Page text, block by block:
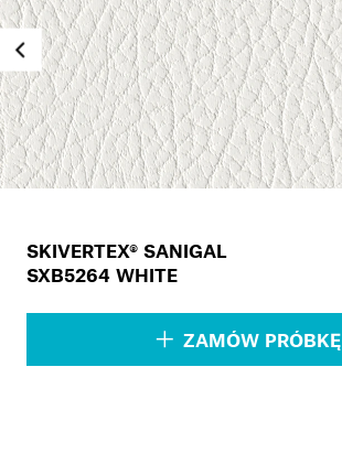
SKIVERTEX® SANIGAL
SXB5264 WHITE
ZAMÓW PRÓBKĘ